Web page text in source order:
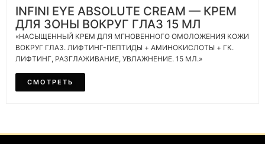
INFINI EYE ABSOLUTE CREAM — КРЕМ
ДЛЯ ЗОНЫ ВОКРУГ ГЛАЗ 15 МЛ
«НАСЫЩЕННЫЙ КРЕМ ДЛЯ МГНОВЕННОГО ОМОЛОЖЕНИЯ КОЖИ
ВОКРУГ ГЛАЗ. ЛИФТИНГ-ПЕПТИДЫ + АМИНОКИСЛОТЫ + ГК.
ЛИФТИНГ, РАЗГЛАЖИВАНИЕ, УВЛАЖНЕНИЕ. 15 МЛ.»
СМОТРЕТЬ